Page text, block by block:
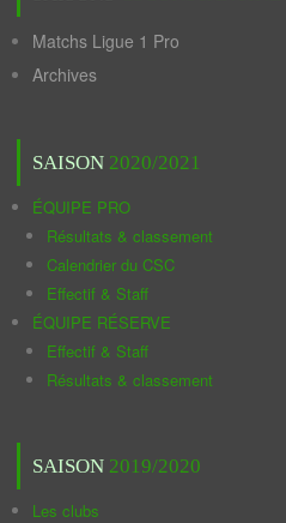
Matchs Ligue 1 Pro
Archives
SAISON 2020/2021
ÉQUIPE PRO
Résultats & classement
Calendrier du CSC
Effectif & Staff
ÉQUIPE RÉSERVE
Effectif & Staff
Résultats & classement
SAISON 2019/2020
Les clubs